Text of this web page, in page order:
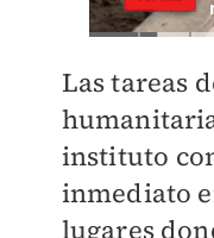
Las tareas
instituto
inmediato
lugares